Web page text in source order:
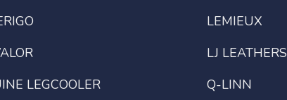
LEGCOOLER
LEMIEUX
LJ LEATHERS
Q-LINN